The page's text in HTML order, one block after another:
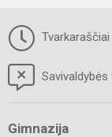
Tvarkaraščiai
Savivaldybės
Gimnazija